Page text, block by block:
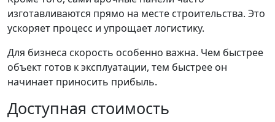
изготавливаются прямо на месте строительства. Это
ускоряет процесс и упрощает логистику.
Для бизнеса скорость особенно важна. Чем быстрее
объект готов к эксплуатации, тем быстрее он
начинает приносить прибыль.
Доступная стоимость